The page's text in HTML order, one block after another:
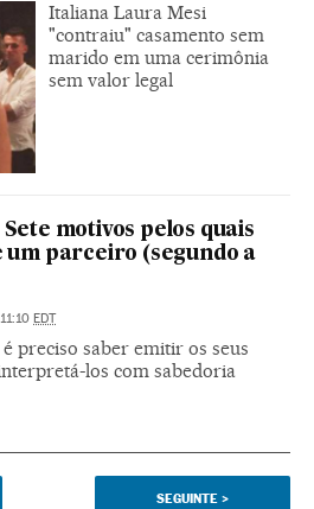
Italiana Laura Mesi
"contraiu" casamento sem
marido em uma cerimônia
sem valor legal
motivos pelos quais
um parceiro (segundo a
EDT
preciso saber emitir os seus
los com sabedoria
SEGUINTE >